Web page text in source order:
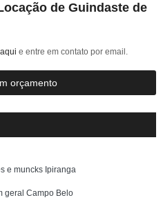
de Guindaste de
e entre em contato por email.
orçamento
e muncks Ipiranga
geral Campo Belo